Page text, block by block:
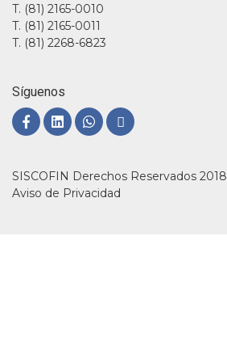
T. (81) 2165-0010
T. (81) 2165-0011
T. (81) 2268-6823
Síguenos
SISCOFIN Derechos Reservados 2018
Aviso de Privacidad